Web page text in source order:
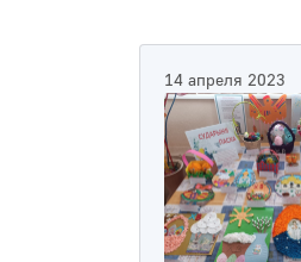
14 апреля 2023